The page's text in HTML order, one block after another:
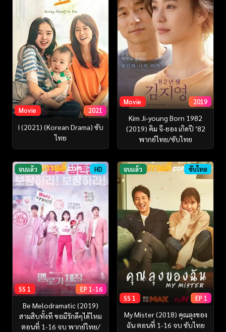
Movie 2021
I (2021) (Korean Drama) ซับ
ไทย
Movie 2019
Kim Ji-young Born 1982
(2019) คิม จี-ยอง เกิดปี ’82
พากย์ไทย/ซับไทย
จบแล้ว HD
SS 1 EP 1-16
Be Melodramatic (2019)
สามสิบทั้งที ขอมีรักดีๆได้ไหม
ตอนที่ 1-16 จบ พากย์ไทย/
จบแล้ว ซับไทย
SS 1 EP 1
My Mister (2018) คุณลุงของ
ฉัน ตอนที่ 1-16 จบ ซับไทย